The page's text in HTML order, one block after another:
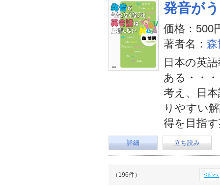
発音が
価格：500
著者名： 森
日本の英
ある・・
考え、日
りやすい
得を目指
詳細 立ち読み
（196件） <前へ